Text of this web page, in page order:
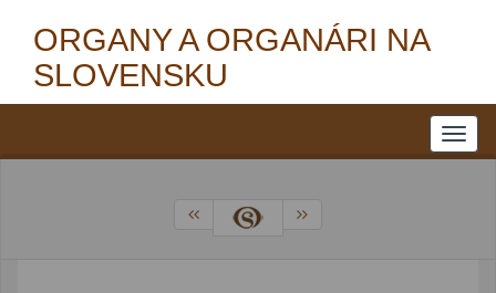
ORGANY A ORGANÁRI NA
SLOVENSKU